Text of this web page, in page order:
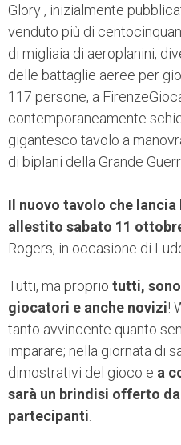
Glory , inizialmente
venduto più di
di migliaia di aeroplanini,
delle battaglie aeree per
117 persone, a
contemporaneamente
gigantesco tavolo a
di biplani della Grande
Il nuovo tavolo che
allestito sabato 11
Rogers, in occasione di
Tutti, ma proprio tutti,
giocatori e anche novizi!
tanto avvincente quanto
imparare; nella giornata di
dimostrativi del gioco e a
sarà un brindisi offerto
partecipanti